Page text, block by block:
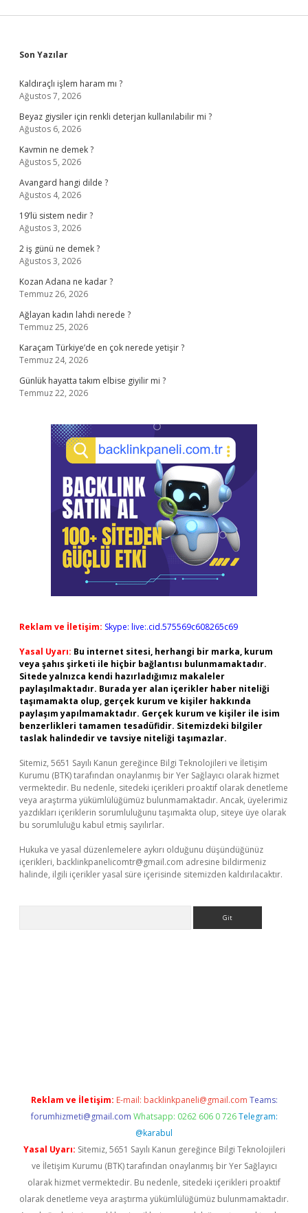
Sidebar
Son Yazılar
Kaldıraçlı işlem haram mı ?
Ağustos 7, 2026
Beyaz giysiler için renkli deterjan kullanılabilir mi ?
Ağustos 6, 2026
Kavmin ne demek ?
Ağustos 5, 2026
Avangard hangi dilde ?
Ağustos 4, 2026
19’lü sistem nedir ?
Ağustos 3, 2026
2 iş günü ne demek ?
Ağustos 3, 2026
Kozan Adana ne kadar ?
Temmuz 26, 2026
Ağlayan kadın lahdi nerede ?
Temmuz 25, 2026
Karaçam Türkiye’de en çok nerede yetişir ?
Temmuz 24, 2026
Günlük hayatta takım elbise giyilir mi ?
Temmuz 22, 2026
Reklam ve İletişim: Skype: live:.cid.575569c608265c69
Yasal Uyarı: Bu internet sitesi, herhangi bir marka, kurum
veya şahıs şirketi ile hiçbir bağlantısı bulunmamaktadır.
Sitede yalnızca kendi hazırladığımız makaleler
paylaşılmaktadır. Burada yer alan içerikler haber niteliği
taşımamakta olup, gerçek kurum ve kişiler hakkında
paylaşım yapılmamaktadır. Gerçek kurum ve kişiler ile isim
benzerlikleri tamamen tesadüfidir. Sitemizdeki bilgiler
taslak halindedir ve tavsiye niteliği taşımazlar.
Sitemiz, 5651 Sayılı Kanun gereğince Bilgi Teknolojileri ve İletişim
Kurumu (BTK) tarafından onaylanmış bir Yer Sağlayıcı olarak hizmet
vermektedir. Bu nedenle, sitedeki içerikleri proaktif olarak denetleme
veya araştırma yükümlülüğümüz bulunmamaktadır. Ancak, üyelerimiz
yazdıkları içeriklerin sorumluluğunu taşımakta olup, siteye üye olarak
bu sorumluluğu kabul etmiş sayılırlar.
Hukuka ve yasal düzenlemelere aykırı olduğunu düşündüğünüz
içerikleri, backlinkpanelicomtr@gmail.com adresine bildirmeniz
halinde, ilgili içerikler yasal süre içerisinde sitemizden kaldırılacaktır.
Reklam ve İletişim: E-mail: backlinkpaneli@gmail.com Teams:
forumhizmeti@gmail.com Whatsapp: 0262 606 0 726 Telegram:
@karabul
Yasal Uyarı: Sitemiz, 5651 Sayılı Kanun gereğince Bilgi Teknolojileri
ve İletişim Kurumu (BTK) tarafından onaylanmış bir Yer Sağlayıcı
olarak hizmet vermektedir. Bu nedenle, sitedeki içerikleri proaktif
olarak denetleme veya araştırma yükümlülüğümüz bulunmamaktadır.